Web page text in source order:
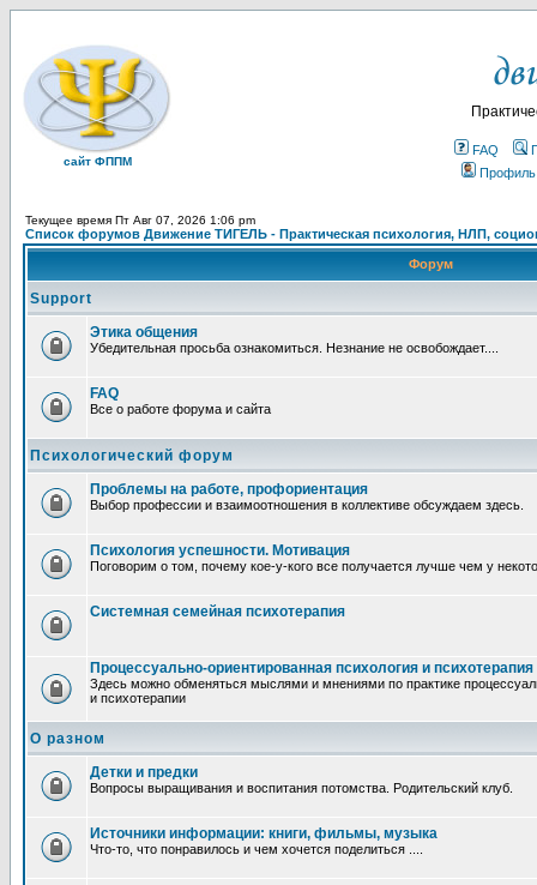
сайт ФППМ
FAQ
Профиль
Текущее время Пт Авг 07, 2026 1:06 pm
Список форумов Движение ТИГЕЛЬ - Практическая психология, НЛП,
Форум
Support
Этика общения
Убедительная просьба ознакомиться. Незнание не освобождает....
FAQ
Все о работе форума и сайта
Психологический форум
Проблемы на работе, профориентация
Выбор профессии и взаимоотношения в коллективе обсуждаем здесь.
Психология успешности. Мотивация
Поговорим о том, почему кое-у-кого все получается лучше чем у
Системная семейная психотерапия
Процессуально-ориентированная психология и психотерапия
Здесь можно обменяться мыслями и мнениями по практике
и психотерапии
О разном
Детки и предки
Вопросы выращивания и воспитания потомства. Родительский клуб.
Источники информации: книги, фильмы, музыка
Что-то, что понравилось и чем хочется поделиться ....